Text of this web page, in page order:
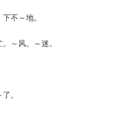
不～地。
～风。～迷。
。